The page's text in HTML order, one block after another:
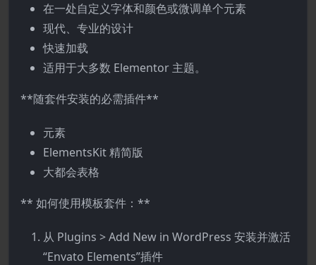
在一处自定义字体和颜色或微调单个元素
现代、专业的设计
快速加载
适用于大多数 Elementor 主题。
**随套件安装的必需插件**
元素
ElementsKit 精简版
大都会表格
** 如何使用模板套件：**
从 Plugins > Add New in WordPress 安装并激活
“Envato Elements”插件